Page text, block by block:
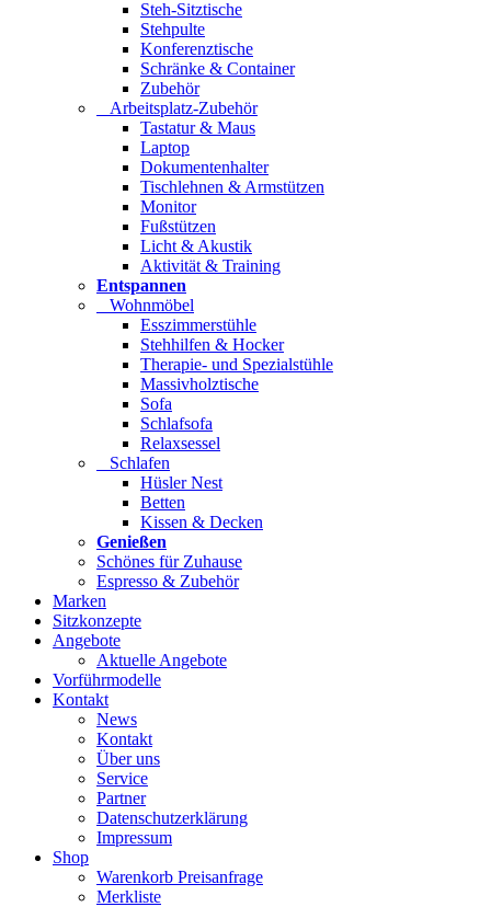
Steh-Sitztische
Stehpulte
Konferenztische
Schränke & Container
Zubehör
Arbeitsplatz-Zubehör
Tastatur & Maus
Laptop
Dokumentenhalter
Tischlehnen & Armstützen
Monitor
Fußstützen
Licht & Akustik
Aktivität & Training
Entspannen
Wohnmöbel
Esszimmerstühle
Stehhilfen & Hocker
Therapie- und Spezialstühle
Massivholztische
Sofa
Schlafsofa
Relaxsessel
Schlafen
Hüsler Nest
Betten
Kissen & Decken
Genießen
Schönes für Zuhause
Espresso & Zubehör
Marken
Sitzkonzepte
Angebote
Aktuelle Angebote
Vorführmodelle
Kontakt
News
Kontakt
Über uns
Service
Partner
Datenschutzerklärung
Impressum
Shop
Warenkorb Preisanfrage
Merkliste